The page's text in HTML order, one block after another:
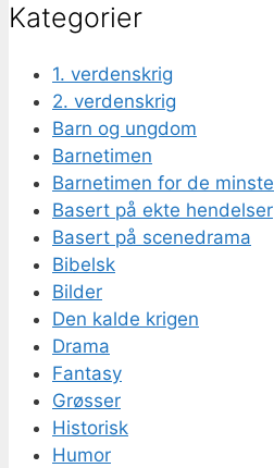
Kategorier
1. verdenskrig
2. verdenskrig
Barn og ungdom
Barnetimen
Barnetimen for de minste
Basert på ekte hendelser
Basert på scenedrama
Bibelsk
Bilder
Den kalde krigen
Drama
Fantasy
Grøsser
Historisk
Humor